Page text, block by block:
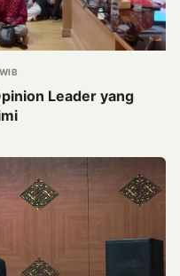
Leader yang